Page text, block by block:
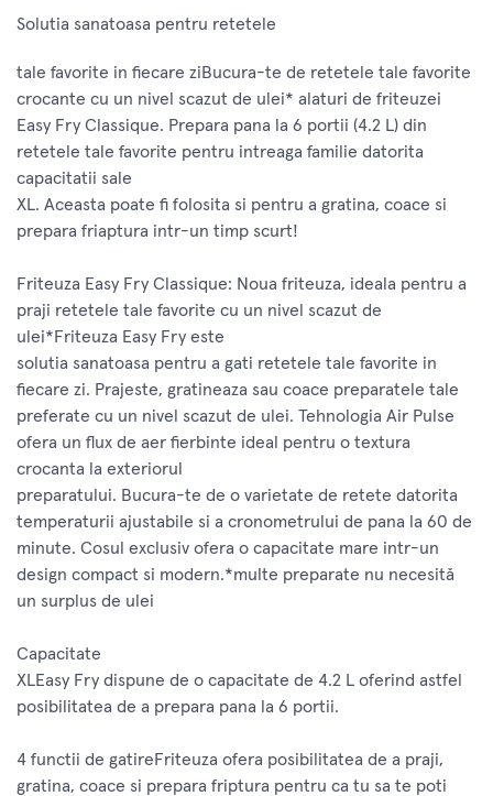
Solutia sanatoasa pentru retetele
tale favorite in fiecare ziBucura-te de retetele tale favorite
crocante cu un nivel scazut de ulei* alaturi de friteuzei
Easy Fry Classique. Prepara pana la 6 portii (4.2 L) din
retetele tale favorite pentru intreaga familie datorita
capacitatii sale
XL. Aceasta poate fi folosita si pentru a gratina, coace si
prepara friaptura intr-un timp scurt!
Friteuza Easy Fry Classique: Noua friteuza, ideala pentru a
praji retetele tale favorite cu un nivel scazut de
ulei*Friteuza Easy Fry este
solutia sanatoasa pentru a gati retetele tale favorite in
fiecare zi. Prajeste, gratineaza sau coace preparatele tale
preferate cu un nivel scazut de ulei. Tehnologia Air Pulse
ofera un flux de aer fierbinte ideal pentru o textura
crocanta la exteriorul
preparatului. Bucura-te de o varietate de retete datorita
temperaturii ajustabile si a cronometrului de pana la 60 de
minute. Cosul exclusiv ofera o capacitate mare intr-un
design compact si modern.*multe preparate nu necesită
un surplus de ulei
Capacitate
XLEasy Fry dispune de o capacitate de 4.2 L oferind astfel
posibilitatea de a prepara pana la 6 portii.
4 functii de gatireFriteuza ofera posibilitatea de a praji,
gratina, coace si prepara friptura pentru ca tu sa te poti